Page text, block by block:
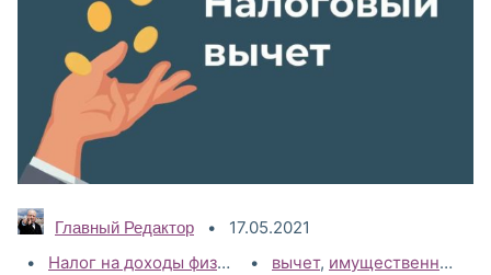
Главный Редактор
17.05.2021
Категории:
Налог на доходы физических лиц (НДФЛ) ,НДФЛ 2020
Теги:
вычет, имущественный вычет